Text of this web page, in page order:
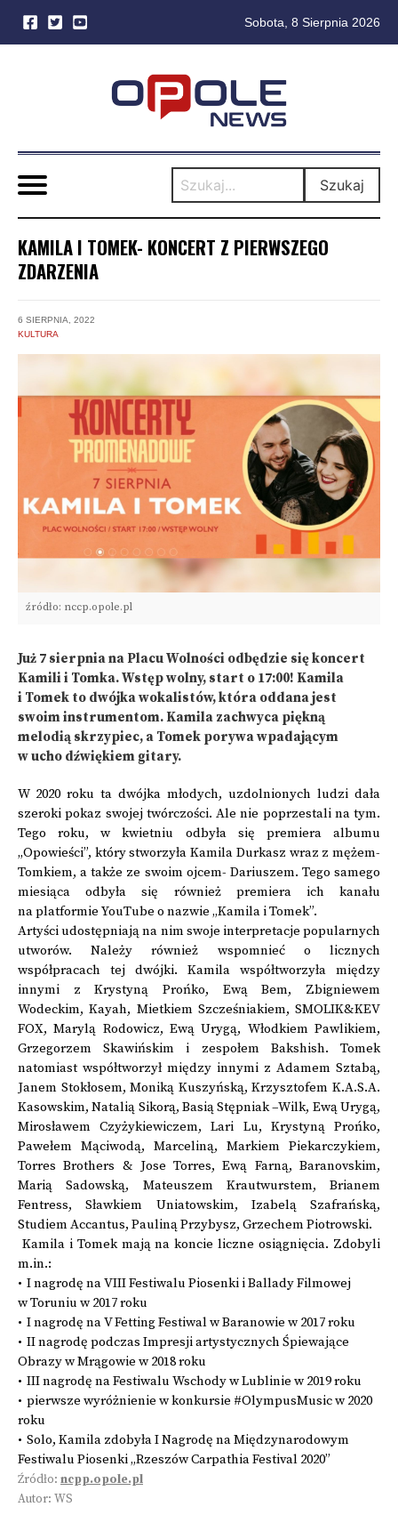
Sobota, 8 Sierpnia 2026
Szukaj
KAMILA I TOMEK- KONCERT Z PIERWSZEGO
ZDARZENIA
6 SIERPNIA, 2022
KULTURA
źródło: nccp.opole.pl
Już 7 sierpnia na Placu Wolności odbędzie się koncert
Kamili i Tomka. Wstęp wolny, start o 17:00! Kamila
i Tomek to dwójka wokalistów, która oddana jest
swoim instrumentom. Kamila zachwyca piękną
melodią skrzypiec, a Tomek porywa wpadającym
w ucho dźwiękiem gitary.
W 2020 roku ta dwójka młodych, uzdolnionych ludzi dała
szeroki pokaz swojej twórczości. Ale nie poprzestali na tym.
Tego roku, w kwietniu odbyła się premiera albumu
„Opowieści”, który stworzyła Kamila Durkasz wraz z mężem-
Tomkiem, a także ze swoim ojcem- Dariuszem. Tego samego
miesiąca odbyła się również premiera ich kanału
na platformie YouTube o nazwie „Kamila i Tomek”.
Artyści udostępniają na nim swoje interpretacje popularnych
utworów. Należy również wspomnieć o licznych
współpracach tej dwójki. Kamila współtworzyła między
innymi z Krystyną Prońko, Ewą Bem, Zbigniewem
Wodeckim, Kayah, Mietkiem Szcześniakiem, SMOLIK&KEV
FOX, Marylą Rodowicz, Ewą Urygą, Włodkiem Pawlikiem,
Grzegorzem Skawińskim i zespołem Bakshish. Tomek
natomiast współtworzył między innymi z Adamem Sztabą,
Janem Stokłosem, Moniką Kuszyńską, Krzysztofem K.A.S.A.
Kasowskim, Natalią Sikorą, Basią Stępniak –Wilk, Ewą Urygą,
Mirosławem Czyżykiewiczem, Lari Lu, Krystyną Prońko,
Pawełem Mąciwodą, Marceliną, Markiem Piekarczykiem,
Torres Brothers & Jose Torres, Ewą Farną, Baranovskim,
Marią Sadowską, Mateuszem Krautwurstem, Brianem
Fentress, Sławkiem Uniatowskim, Izabelą Szafrańską,
Studiem Accantus, Pauliną Przybysz, Grzechem Piotrowski.
Kamila i Tomek mają na koncie liczne osiągnięcia. Zdobyli
m.in.:
I nagrodę na VIII Festiwalu Piosenki i Ballady Filmowej
w Toruniu w 2017 roku
I nagrodę na V Fetting Festiwal w Baranowie w 2017 roku
II nagrodę podczas Impresji artystycznych Śpiewające
Obrazy w Mrągowie w 2018 roku
III nagrodę na Festiwalu Wschody w Lublinie w 2019 roku
pierwsze wyróżnienie w konkursie #OlympusMusic w 2020
roku
Solo, Kamila zdobyła I Nagrodę na Międzynarodowym
Festiwalu Piosenki „Rzeszów Carpathia Festival 2020”
Źródło: ncpp.opole.pl
Autor: WS